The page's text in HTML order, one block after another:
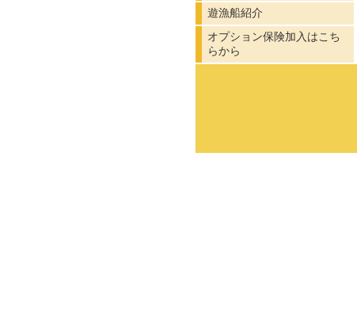
遊漁船紹介
オプション保険加入はこち
らから